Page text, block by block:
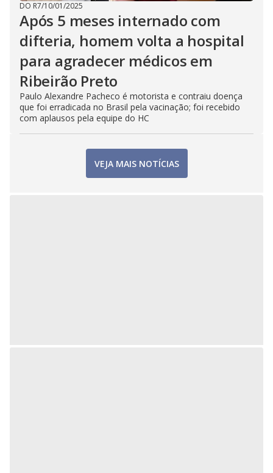
DO R7/10/01/2025
Após 5 meses internado com
difteria, homem volta a hospital
para agradecer médicos em
Ribeirão Preto
Paulo Alexandre Pacheco é motorista e contraiu doença
que foi erradicada no Brasil pela vacinação; foi recebido
com aplausos pela equipe do HC
VEJA MAIS NOTÍCIAS